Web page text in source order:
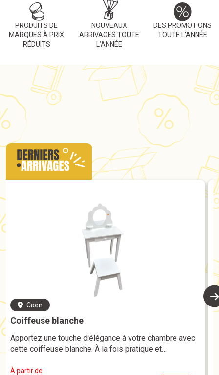
PRODUITS DE
MARQUES À PRIX
RÉDUITS
NOUVEAUX
ARRIVAGES TOUTE
L’ANNÉE
DES PROMOTIONS
TOUTE L’ANNÉE
Caen
Coiffeuse blanche
Apportez une touche d'élégance à votre chambre avec
cette coiffeuse blanche. À la fois pratique et
préparer, vous maquiller ou ranger vos accessoires du
À partir de